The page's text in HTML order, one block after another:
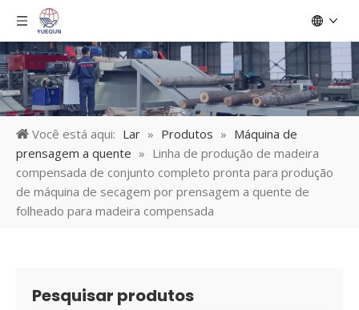
Você está aqui: Lar » Produtos » Máquina de
prensagem a quente » Linha de produção de madeira
compensada de conjunto completo pronta para produção
de máquina de secagem por prensagem a quente de
folheado para madeira compensada
Pesquisar produtos